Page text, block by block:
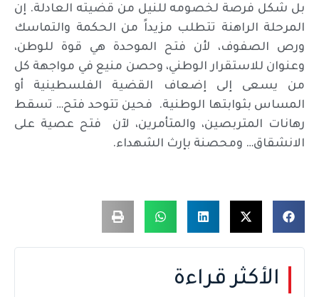
بل شكل فرصة لخصومه للنيل من قضيته العادلة. إن
المرحلة الراهنة تتطلب مزيداً من الحكمة والتماسك
ورص الصفوف، لأن فتح الموحدة هي قوة للوطن،
وعنوان للاستقرار الوطني، وحصن منيع في مواجهة كل
من يسعى إلى إضعاف القضية الفلسطينية أو
المساس بثوابتها الوطنية. فحين تتوحد فتح… تسقط
رهانات المتربصين، والمتأمرين، لآن فتح عصية على
الانشقاق… ومحصنة بإرث الشهداء.
الأكثر قراءة